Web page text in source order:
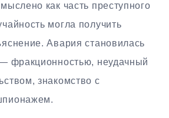
как часть преступного
могла получить
Авария становилась
фракционностью, неудачный
знакомство с